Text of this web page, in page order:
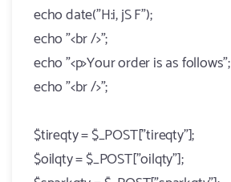
echo date("H:i, jS F");
echo "<br />";
echo "<p>Your order is as follows";
echo "<br />";
$tireqty = $_POST["tireqty"];
$oilqty = $_POST["oilqty"];